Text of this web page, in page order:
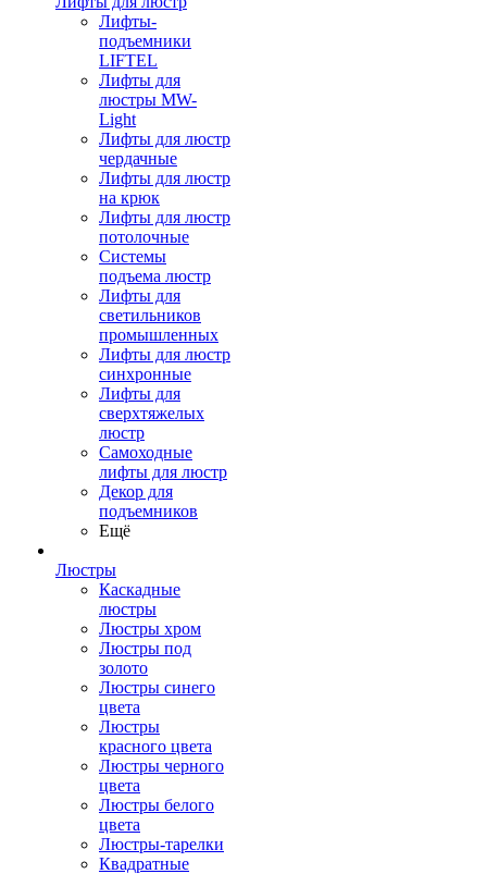
Лифты-
подъемники
LIFTEL
Лифты для
люстры MW-
Light
Лифты для люстр
чердачные
Лифты для люстр
на крюк
Лифты для люстр
потолочные
Системы
подъема люстр
Лифты для
светильников
промышленных
Лифты для люстр
синхронные
Лифты для
сверхтяжелых
люстр
Самоходные
лифты для люстр
Декор для
подъемников
Ещё
Люстры
Каскадные
люстры
Люстры хром
Люстры под
золото
Люстры синего
цвета
Люстры
красного цвета
Люстры черного
цвета
Люстры белого
цвета
Люстры-тарелки
Квадратные